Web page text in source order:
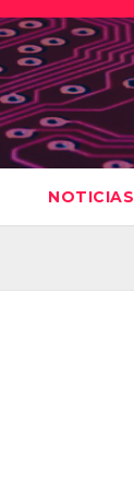
NOTICIAS